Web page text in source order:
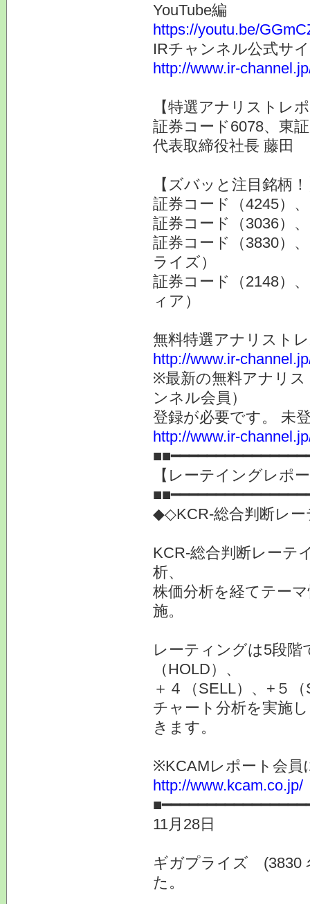
YouTube編
https://youtu.be/
IRチャンネル公式サ
http://www.ir-
【特選アナリストレ
証券コード6078、東
代表取締役社長 藤
【ズバッと注目銘柄
証券コード（4245）
証券コード（3036）
証券コード（3830）
ライズ）
証券コード（2148）
ィア）
無料特選アナリスト
http://www.ir-
※最新の無料アナリ
ンネル会員）
登録が必要です。 未
http://www.ir-
【レーテイングレポ
◆◇KCR-総合判断レ
KCR-総合判断レーテ
析、
株価分析を経てテー
施。
レーティングは5段階
（HOLD）、
＋４（SELL）、+５
チャート分析を実施
きます。
※KCAMレポート会員
http://www.kcam.co.jp/
11月28日
ギガプライズ (3830
た。